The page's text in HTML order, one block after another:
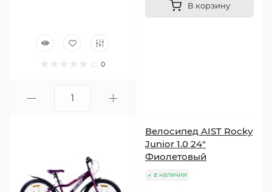
0
В корзину
Велосипед AIST Rocky
Junior 1.0 24"
Фиолетовый
в наличии